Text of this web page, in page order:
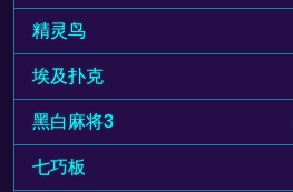
精灵鸟
埃及扑克
黑白麻将3
七巧板